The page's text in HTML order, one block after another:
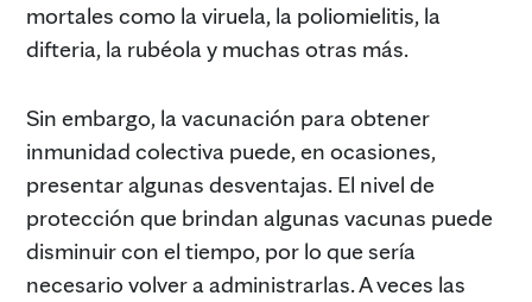
mortales como la viruela, la poliomielitis, la
difteria, la rubéola y muchas otras más.
Sin embargo, la vacunación para obtener
inmunidad colectiva puede, en ocasiones,
presentar algunas desventajas. El nivel de
protección que brindan algunas vacunas puede
disminuir con el tiempo, por lo que sería
necesario volver a administrarlas. A veces las